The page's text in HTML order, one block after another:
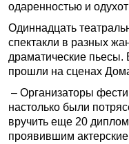
одаренностью и
Одиннадцать
спектакли в разных
драматические пьесы.
прошли на сценах
– Организаторы
настолько были
вручить еще 20
проявившим